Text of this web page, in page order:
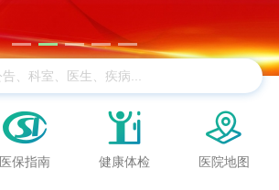

医保指南

健康体检

医院地图